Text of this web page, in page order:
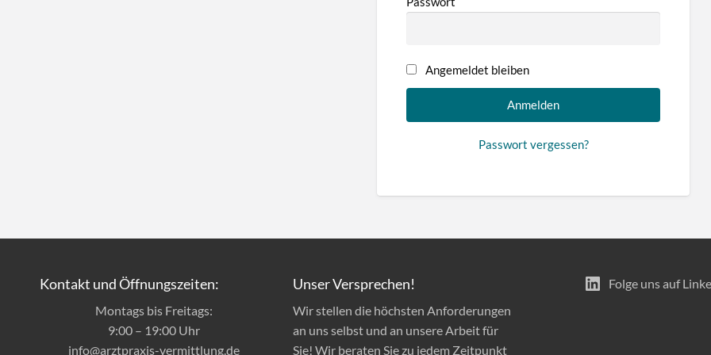
Angemeldet bleiben
Passwort vergessen?
Kontakt und Öffnungszeiten:
Montags bis Freitags:
9:00 – 19:00 Uhr
info@arztpraxis-vermittlung.de
Unser Versprechen!
Wir stellen die höchsten Anforderungen
an uns selbst und an unsere Arbeit für
Sie! Wir beraten Sie zu jedem Zeitpunkt
Folge uns auf